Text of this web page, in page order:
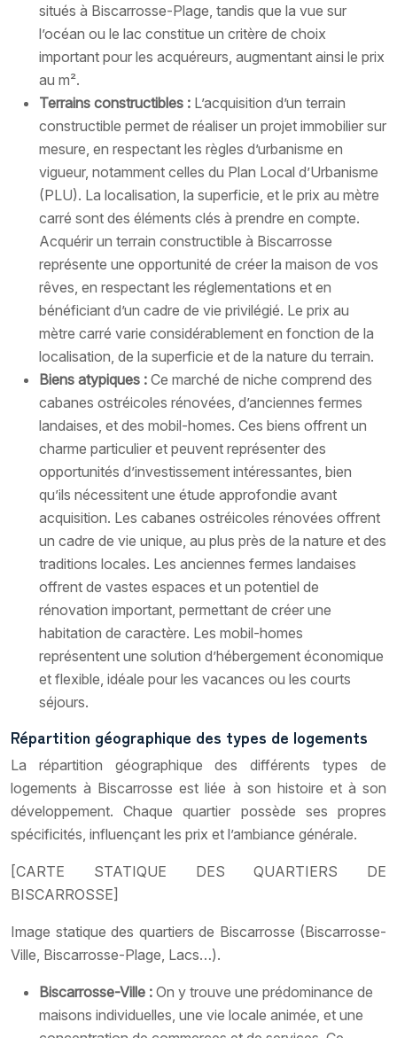
situés à Biscarrosse-Plage, tandis que la vue sur
l’océan ou le lac constitue un critère de choix
important pour les acquéreurs, augmentant ainsi le prix
au m².
Terrains constructibles : L’acquisition d’un terrain
constructible permet de réaliser un projet immobilier sur
mesure, en respectant les règles d’urbanisme en
vigueur, notamment celles du Plan Local d’Urbanisme
(PLU). La localisation, la superficie, et le prix au mètre
carré sont des éléments clés à prendre en compte.
Acquérir un terrain constructible à Biscarrosse
représente une opportunité de créer la maison de vos
rêves, en respectant les réglementations et en
bénéficiant d’un cadre de vie privilégié. Le prix au
mètre carré varie considérablement en fonction de la
localisation, de la superficie et de la nature du terrain.
Biens atypiques : Ce marché de niche comprend des
cabanes ostréicoles rénovées, d’anciennes fermes
landaises, et des mobil-homes. Ces biens offrent un
charme particulier et peuvent représenter des
opportunités d’investissement intéressantes, bien
qu’ils nécessitent une étude approfondie avant
acquisition. Les cabanes ostréicoles rénovées offrent
un cadre de vie unique, au plus près de la nature et des
traditions locales. Les anciennes fermes landaises
offrent de vastes espaces et un potentiel de
rénovation important, permettant de créer une
habitation de caractère. Les mobil-homes
représentent une solution d’hébergement économique
et flexible, idéale pour les vacances ou les courts
séjours.
Répartition géographique des types de logements
La répartition géographique des différents types de
logements à Biscarrosse est liée à son histoire et à son
développement. Chaque quartier possède ses propres
spécificités, influençant les prix et l’ambiance générale.
[CARTE STATIQUE DES QUARTIERS DE
BISCARROSSE]
Image statique des quartiers de Biscarrosse (Biscarrosse-
Ville, Biscarrosse-Plage, Lacs…).
Biscarrosse-Ville : On y trouve une prédominance de
maisons individuelles, une vie locale animée, et une